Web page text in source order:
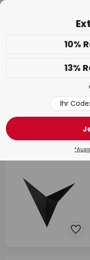
Nur
EXTRA 10% ab
Code:
WOW
14 Artikel
10%
13%
Ihr Code: